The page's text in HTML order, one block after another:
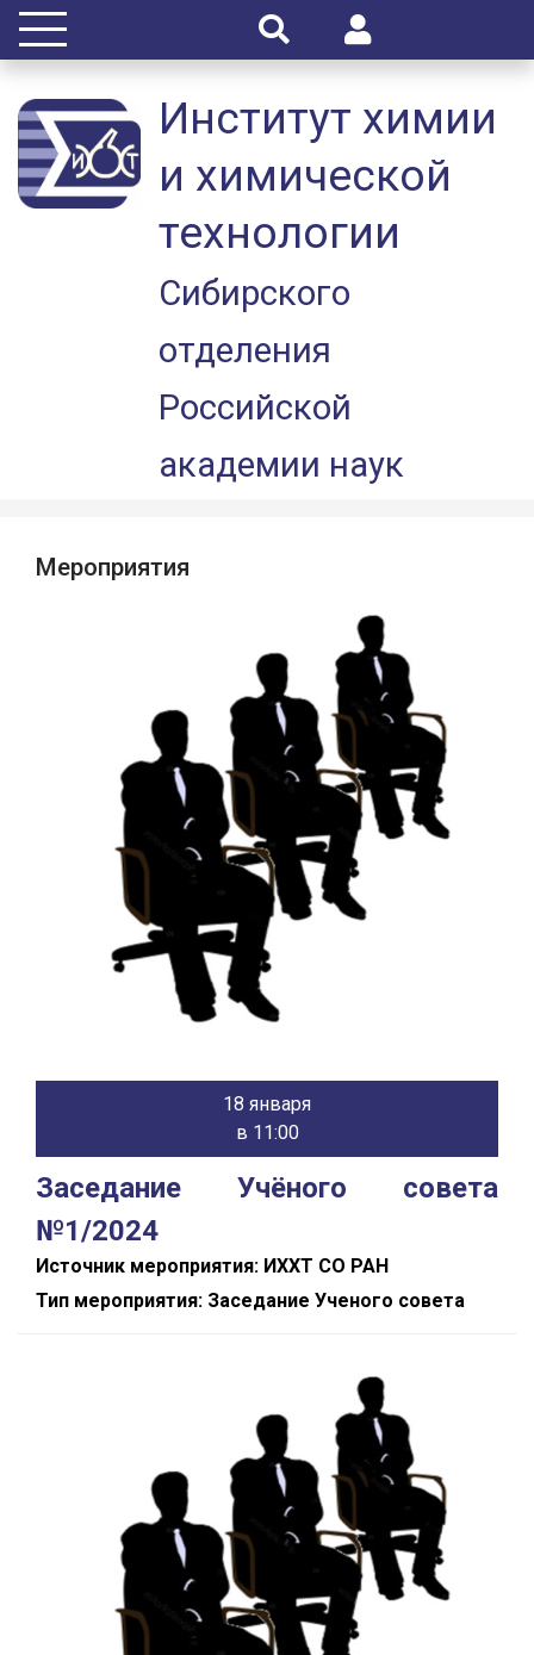
Институт химии
и химической
технологии
Сибирского
отделения
Российской
академии наук
Мероприятия
18 января
в 11:00
Заседание Учёного совета
№1/2024
Источник мероприятия: ИХХТ СО РАН
Тип мероприятия: Заседание Ученого совета